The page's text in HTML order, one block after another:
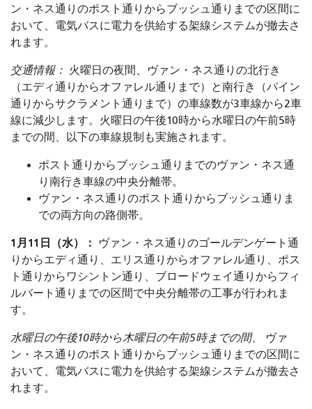
ン・ネス通りのポスト通りからブッシュ通りまでの区間に
おいて、電気バスに電力を供給する架線システムが撤去さ
れます。
交通情報： 火曜日の夜間、ヴァン・ネス通りの北行き
（エディ通りからオファレル通りまで）と南行き（パイン
通りからサクラメント通りまで）の車線数が3車線から2車
線に減少します。火曜日の午後10時から水曜日の午前5時
までの間、以下の車線規制も実施されます。
ポスト通りからブッシュ通りまでのヴァン・ネス通
り南行き車線の中央分離帯。
ヴァン・ネス通りのポスト通りからブッシュ通りま
での両方向の路側帯。
1月11日（水）：
ヴァン・ネス通りのゴールデンゲート通
りからエディ通り、エリス通りからオファレル通り、ポス
ト通りからワシントン通り、ブロードウェイ通りからフィ
ルバート通りまでの区間で中央分離帯の工事が行われま
す。
水曜日の午後10時から木曜日の午前5時までの間、
ヴァ
ン・ネス通りのポスト通りからブッシュ通りまでの区間に
おいて、電気バスに電力を供給する架線システムが撤去さ
れます。